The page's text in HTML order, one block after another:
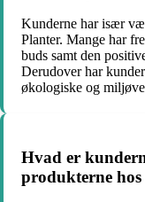
Kunderne har især
Planter. Mange har
buds samt den
Derudover har
økologiske og
Hvad er
produkterne